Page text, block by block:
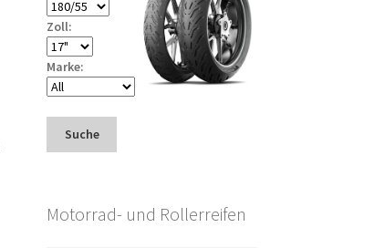
Zoll:
Marke:
Suche
Motorrad- und Rollerreifen